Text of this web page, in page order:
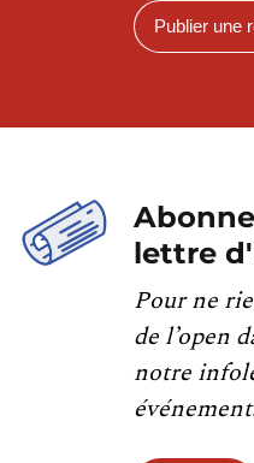
Publier une
lettre
Pour ne
de l’open
notre